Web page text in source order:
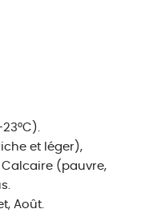
et léger),
(pauvre,
Août.